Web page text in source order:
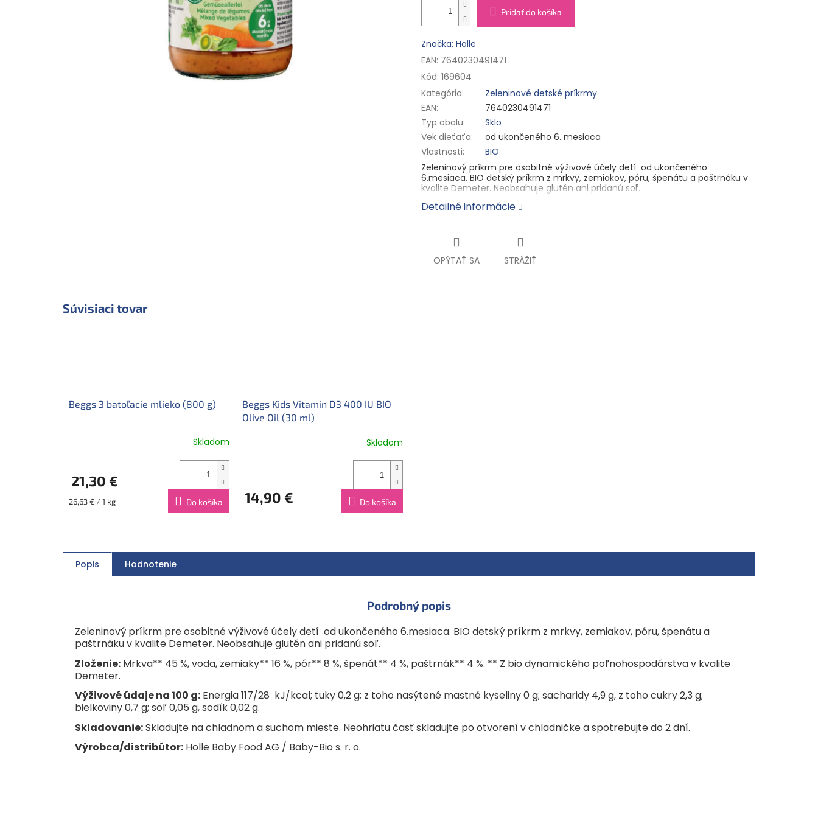
Pridať do košíka
Značka: Holle
EAN: 7640230491471
Kód: 169604
Kategória:
Zeleninové detské príkrmy
EAN:
7640230491471
Typ obalu:
Sklo
Vek dieťaťa:
od ukončeného 6. mesiaca
Vlastnosti:
BIO
Zeleninový príkrm pre osobitné výživové účely detí od ukončeného
6.mesiaca. BIO detský príkrm z mrkvy, zemiakov, póru, špenátu a paštrnáku v
kvalite Demeter. Neobsahuje glutén ani pridanú soľ.
Zloženie:Mrkva** 45 %, voda, zemiaky** 16 %, pór** 8 %, špenát** 4 %,
mastné kyseliny 0 g; sacharidy 4,9 g, z toho cukry 2,3 g; bielkoviny 0,7 g; soľ
0,05 g, sodík 0,02 g.
Detailné informácie
OPÝTAŤ SA STRÁŽIŤ
Súvisiaci tovar
Beggs 3 batoľacie mlieko (800 g)
Skladom
21,30 €
Jednotková
26,63 € / 1 kg Do košíka
Beggs Kids Vitamin D3 400 IU BIO
Olive Oil (30 ml)
Skladom
14,90 € Do košíka
Popis Hodnotenie
Podrobný popis
Zeleninový príkrm pre osobitné výživové účely detí od ukončeného 6.mesiaca. BIO detský príkrm z mrkvy, zemiakov, póru, špenátu a
paštrnáku v kvalite Demeter. Neobsahuje glutén ani pridanú soľ.
Zloženie: Mrkva** 45 %, voda, zemiaky** 16 %, pór** 8 %, špenát** 4 %, paštrnák** 4 %. ** Z bio dynamického poľnohospodárstva v kvalite
Demeter.
Výživové údaje na 100 g: Energia 117/28 kJ/kcal; tuky 0,2 g; z toho nasýtené mastné kyseliny 0 g; sacharidy 4,9 g, z toho cukry 2,3 g;
bielkoviny 0,7 g; soľ 0,05 g, sodík 0,02 g.
Skladovanie:Skladujte na chladnom a suchom mieste. Neohriatu časť skladujte po otvorení v chladničke a spotrebujte do 2 dní.
Výrobca/distribútor: Holle Baby Food AG / Baby-Bio s. r. o.